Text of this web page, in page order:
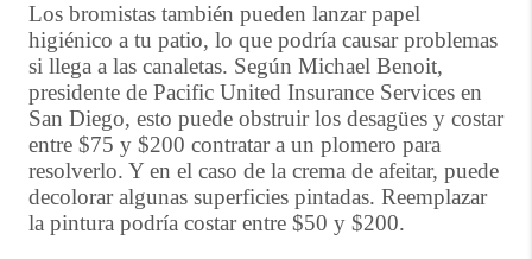
Los bromistas también pueden lanzar papel
higiénico a tu patio, lo que podría causar problemas
si llega a las canaletas. Según Michael Benoit,
presidente de Pacific United Insurance Services en
San Diego, esto puede obstruir los desagües y costar
entre $75 y $200 contratar a un plomero para
resolverlo. Y en el caso de la crema de afeitar, puede
decolorar algunas superficies pintadas. Reemplazar
la pintura podría costar entre $50 y $200.